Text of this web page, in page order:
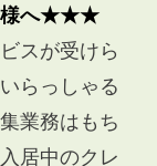
様へ★★★
スが受けら
らっしゃる
業務はもち
居中のクレ